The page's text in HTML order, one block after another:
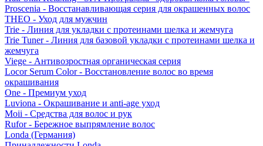
Proscenia - Восстанавливающая серия для окрашенных волос
THEO - Уход для мужчин
Trie - Линия для укладки с протеинами шелка и жемчуга
Trie Tuner - Линия для базовой укладки с протеинами шелка и
жемчуга
Viege - Антивозростная органическая серия
Locor Serum Color - Восстановление волос во время
окрашивания
One - Премиум уход
Luviona - Окрашивание и anti-age уход
Moii - Средства для волос и рук
Rufor - Бережное выпрямление волос
Londa (Германия)